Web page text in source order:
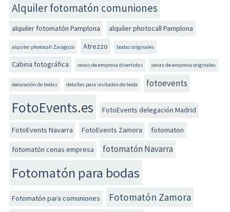
Alquiler fotomatón comuniones
alquiler fotomatón Pamplona alquiler photocall Pamplona
alquiler photocall Zaragoza Atrezzo bodas originales
Cabina fotográfica cenas de empresa divertidas cenas de empresa originales
decoración de bodas detalles para invitados de boda fotoevents
FotoEvents.es FotoEvents delegación Madrid
FotoEvents Navarra FotoEvents Zamora fotomaton
fotomatón cenas empresa fotomatón Navarra
Fotomatón para bodas
Fotomatón para comuniones Fotomatón Zamora